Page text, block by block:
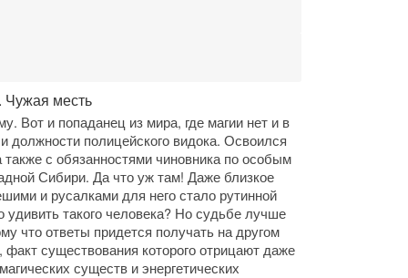
Чужая месть
Вот и попаданец из мира, где магии нет и в
должности полицейского видока. Освоился
также с обязанностями чиновника по особым
Сибири. Да что уж там! Даже близкое
и русалками для него стало рутинной
такого человека? Но судьбе лучше
что ответы придется получать на другом
существования которого отрицают даже
существ и энергетических